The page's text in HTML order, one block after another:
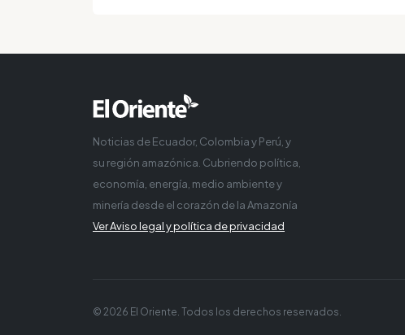
Noticias de Ecuador, Colombia y Perú, y
su región amazónica. Cubriendo política,
economía, energía, medio ambiente y
minería desde el corazón de la Amazonía
Ver Aviso legal y política de privacidad
© 2026 El Oriente. Todos los derechos reservados.